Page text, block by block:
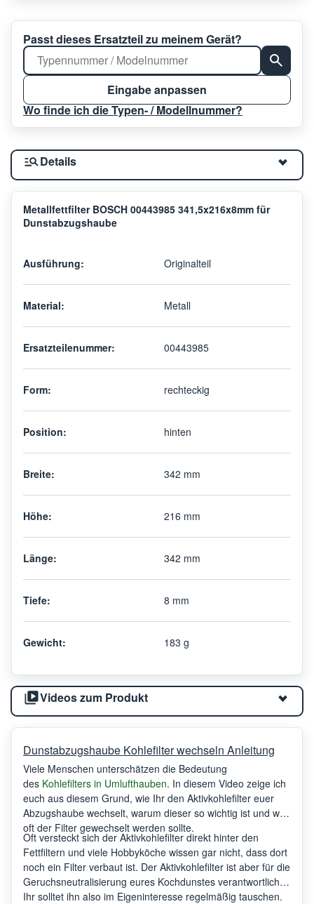
Passt dieses Ersatzteil zu meinem Gerät?
Eingabe anpassen
Wo finde ich die Typen- / Modellnummer?
Details
Metallfettfilter BOSCH 00443985 341,5x216x8mm für
Dunstabzugshaube
Ausführung: Originalteil
Material: Metall
Ersatzteilenummer: 00443985
Form: rechteckig
Position: hinten
Breite: 342 mm
Höhe: 216 mm
Länge: 342 mm
Tiefe: 8 mm
Gewicht: 183 g
Videos zum Produkt
Dunstabzugshaube Kohlefilter wechseln Anleitung
Viele Menschen unterschätzen die Bedeutung
des Kohlefilters in Umlufthauben. In diesem Video zeige ich
euch aus diesem Grund, wie Ihr den Aktivkohlefilter euer
Abzugshaube wechselt, warum dieser so wichtig ist und wie
oft der Filter gewechselt werden sollte.
Oft versteckt sich der Aktivkohlefilter direkt hinter den
Fettfiltern und viele Hobbyköche wissen gar nicht, dass dort
noch ein Filter verbaut ist. Der Aktivkohlefilter ist aber für die
Geruchsneutralisierung eures Kochdunstes verantwortlich.
Ihr solltet ihn also im Eigeninteresse regelmäßig tauschen.